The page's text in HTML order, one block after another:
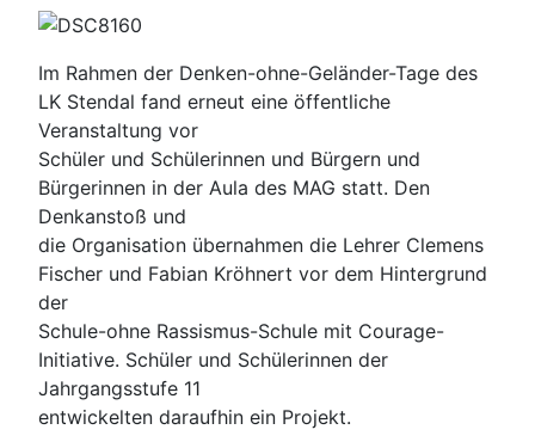
Im Rahmen der Denken-ohne-Geländer-Tage des
LK Stendal fand erneut eine öffentliche
Veranstaltung vor
Schüler und Schülerinnen und Bürgern und
Bürgerinnen in der Aula des MAG statt. Den
Denkanstoß und
die Organisation übernahmen die Lehrer Clemens
Fischer und Fabian Kröhnert vor dem Hintergrund
der
Schule-ohne Rassismus-Schule mit Courage-
Initiative. Schüler und Schülerinnen der
Jahrgangsstufe 11
entwickelten daraufhin ein Projekt.